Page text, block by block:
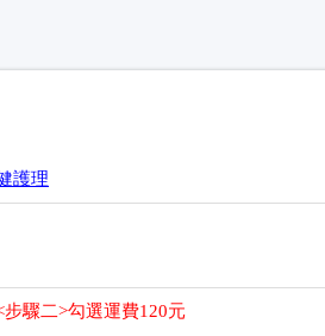
護理
驟二>勾選運費120元